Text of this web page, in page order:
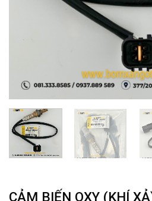
CẢM BIẾN OXY (KHÍ